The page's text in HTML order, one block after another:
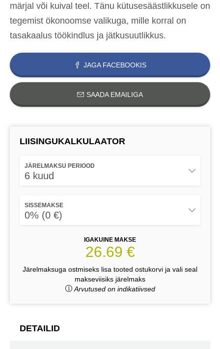
märjal või kuival teel. Tänu kütusesäästlikkusele on
tegemist ökonoomse valikuga, mille korral on
tasakaalus töökindlus ja jätkusuutlikkus.
JAGA FACEBOOKIS
SAADA EMAILIGA
LIISINGUKALKULAATOR
JÄRELMAKSU PERIOOD
6 kuud
SISSEMAKSE
0% (0 €)
IGAKUINE MAKSE
26.69 €
Järelmaksuga ostmiseks lisa tooted ostukorvi ja vali seal
makseviisiks järelmaks
Arvutused on indikatiivsed
DETAILID